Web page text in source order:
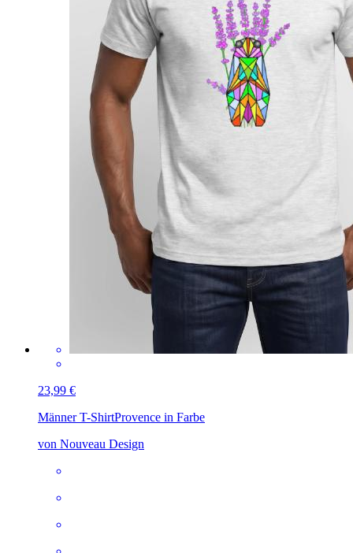
23,99 €
Männer T-ShirtProvence in Farbe
von Nouveau Design